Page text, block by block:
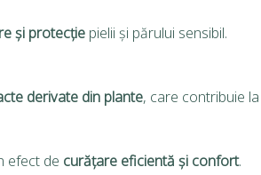
și protecție pielii și părului sensibil.
derivate din plante, care contribuie la
efect de curățare eficientă și confort.